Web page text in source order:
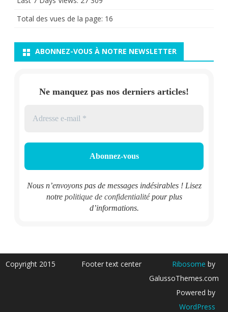
Total des vues de la page: 16
ABONNEZ-VOUS À NOTRE NEWSLETTER
Ne manquez pas nos derniers articles!
Nous n’envoyons pas de messages indésirables ! Lisez
notre politique de confidentialitépour plus
d’informations.
Copyright 2015 Footer text center Ribosome by
GalussoThemes.com
Powered by
WordPress